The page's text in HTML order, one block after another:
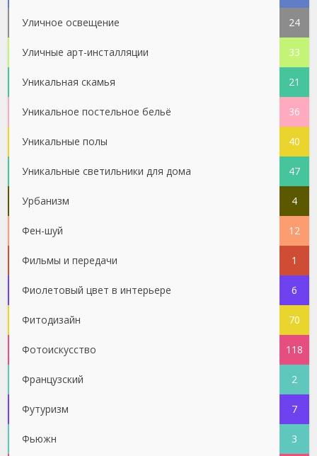
Уличное освещение 24
Уличные арт-инсталляции 33
Уникальная скамья 21
Уникальное постельное бельё 36
Уникальные полы 40
Уникальные светильники для дома 47
Урбанизм 4
Фен-шуй 12
Фильмы и передачи 1
Фиолетовый цвет в интерьере 6
Фитодизайн 70
Фотоискусство 118
Французский 2
Футуризм 7
Фьюжн 3